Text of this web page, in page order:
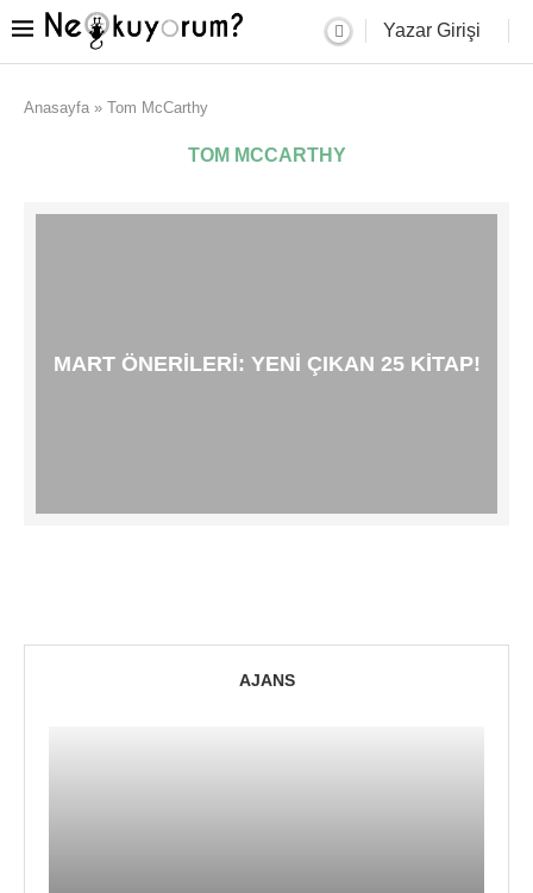
Yazar Girişi
Anasayfa » Tom McCarthy
TOM MCCARTHY
MART ÖNERILERI: YENI ÇIKAN 25 KITAP!
AJANS